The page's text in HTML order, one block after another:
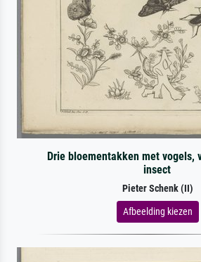
Drie bloementakken met vogels,
insect
Pieter Schenk (II)
Afbeelding kiezen